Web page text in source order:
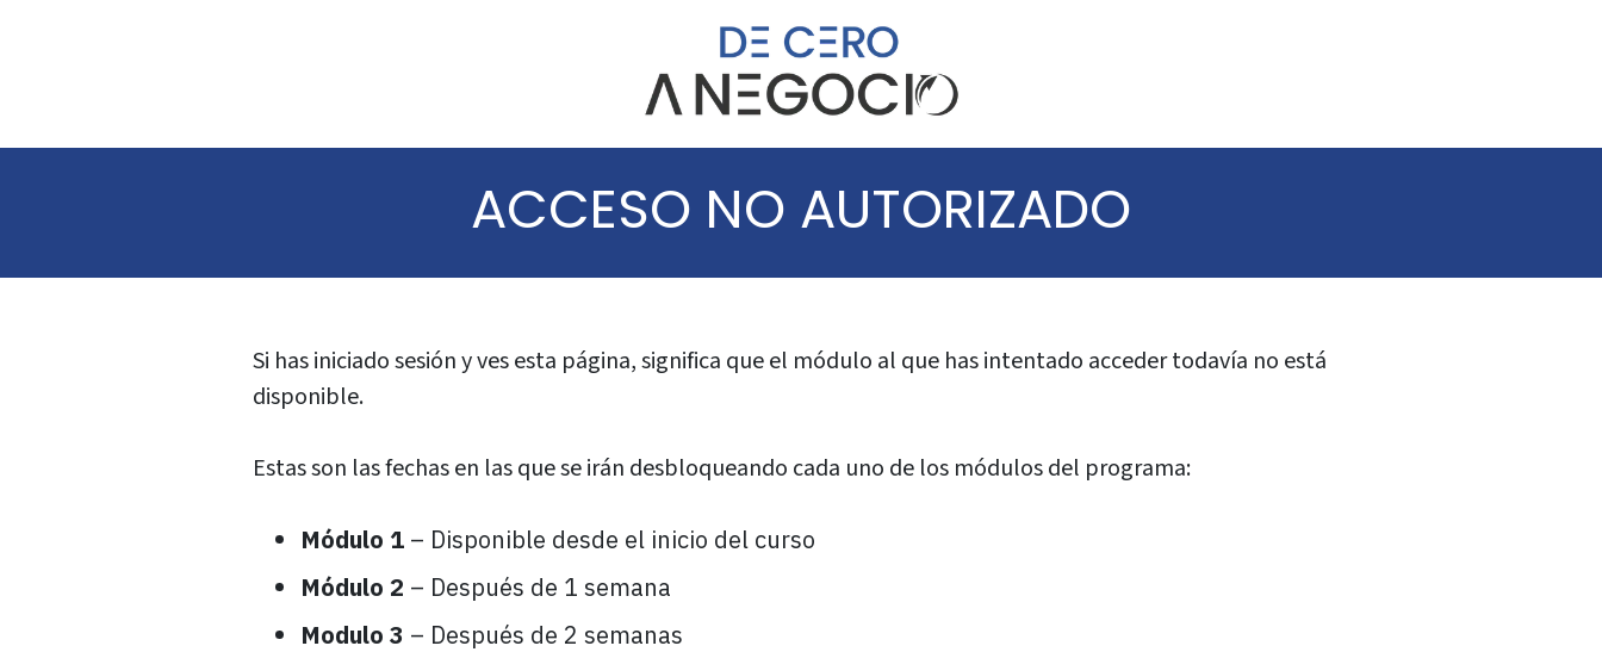
ACCESO NO AUTORIZADO
Si has iniciado sesión y ves esta página, significa que el módulo al que has intentado acceder todavía no está
disponible.
Estas son las fechas en las que se irán desbloqueando cada uno de los módulos del programa:
Módulo 1 – Disponible desde el inicio del curso
Módulo 2 – Después de 1 semana
Modulo 3 – Después de 2 semanas